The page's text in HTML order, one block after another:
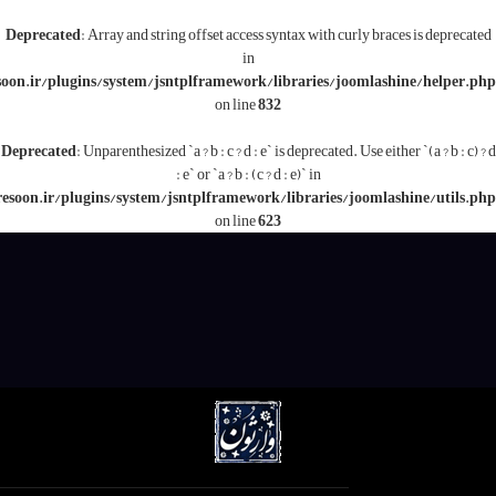
Deprecated: Array and string offset access syntax with
/www/wwwroot/varesoon.ir/plugins/system/jsntplframework/libraries/
Deprecated: Unparenthesized `a ? b : c ? d : e` is
/www/wwwroot/varesoon.ir/plugins/system/jsntplframework/